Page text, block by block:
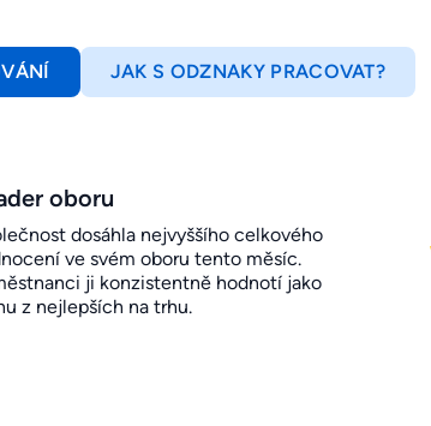
JAK S ODZNAKY PRACOVAT?
oboru
dosáhla nejvyššího celkového
ve svém oboru tento měsíc.
ji konzistentně hodnotí jako
z nejlepších na trhu.